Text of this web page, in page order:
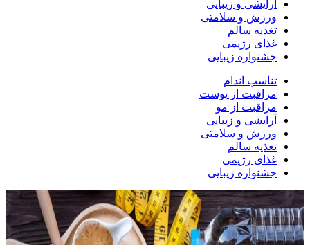
آرایشی و زیبایی
ورزش و سلامتی
تغذیه سالم
غذای رژیمی
جشنواره زیبایی
تناسب اندام
مراقبت از پوست
مراقبت از مو
آرایشی و زیبایی
ورزش و سلامتی
تغذیه سالم
غذای رژیمی
جشنواره زیبایی